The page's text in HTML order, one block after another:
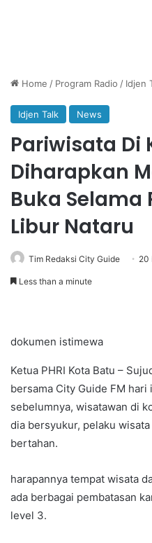
Home / Program Radio / Idjen
Idjen Talk News
Pariwisata Di
Diharapkan
Buka Selama
Libur Nataru
Tim Redaksi City Guide 20
Less than a minute
dokumen istimewa
Ketua PHRI Kota Batu –
bersama City Guide FM hari
sebelumnya, wisatawan di
dia bersyukur, pelaku
bertahan.
harapannya tempat wisata
ada berbagai pembatasan
level 3.